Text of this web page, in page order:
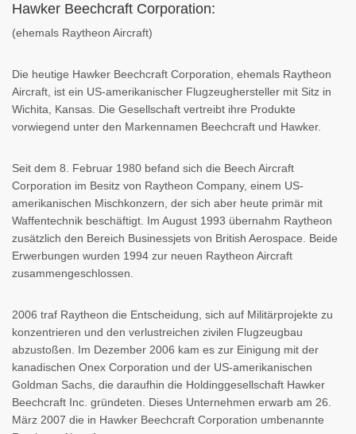
Hawker Beechcraft Corporation:
(ehemals Raytheon Aircraft)
Die heutige Hawker Beechcraft Corporation, ehemals Raytheon
Aircraft, ist ein US-amerikanischer Flugzeughersteller mit Sitz in
Wichita, Kansas. Die Gesellschaft vertreibt ihre Produkte
vorwiegend unter den Markennamen Beechcraft und Hawker.
Seit dem 8. Februar 1980 befand sich die Beech Aircraft
Corporation im Besitz von Raytheon Company, einem US-
amerikanischen Mischkonzern, der sich aber heute primär mit
Waffentechnik beschäftigt. Im August 1993 übernahm Raytheon
zusätzlich den Bereich Businessjets von British Aerospace. Beide
Erwerbungen wurden 1994 zur neuen Raytheon Aircraft
zusammengeschlossen.
2006 traf Raytheon die Entscheidung, sich auf Militärprojekte zu
konzentrieren und den verlustreichen zivilen Flugzeugbau
abzustoßen. Im Dezember 2006 kam es zur Einigung mit der
kanadischen Onex Corporation und der US-amerikanischen
Goldman Sachs, die daraufhin die Holdinggesellschaft Hawker
Beechcraft Inc. gründeten. Dieses Unternehmen erwarb am 26.
März 2007 die in Hawker Beechcraft Corporation umbenannte